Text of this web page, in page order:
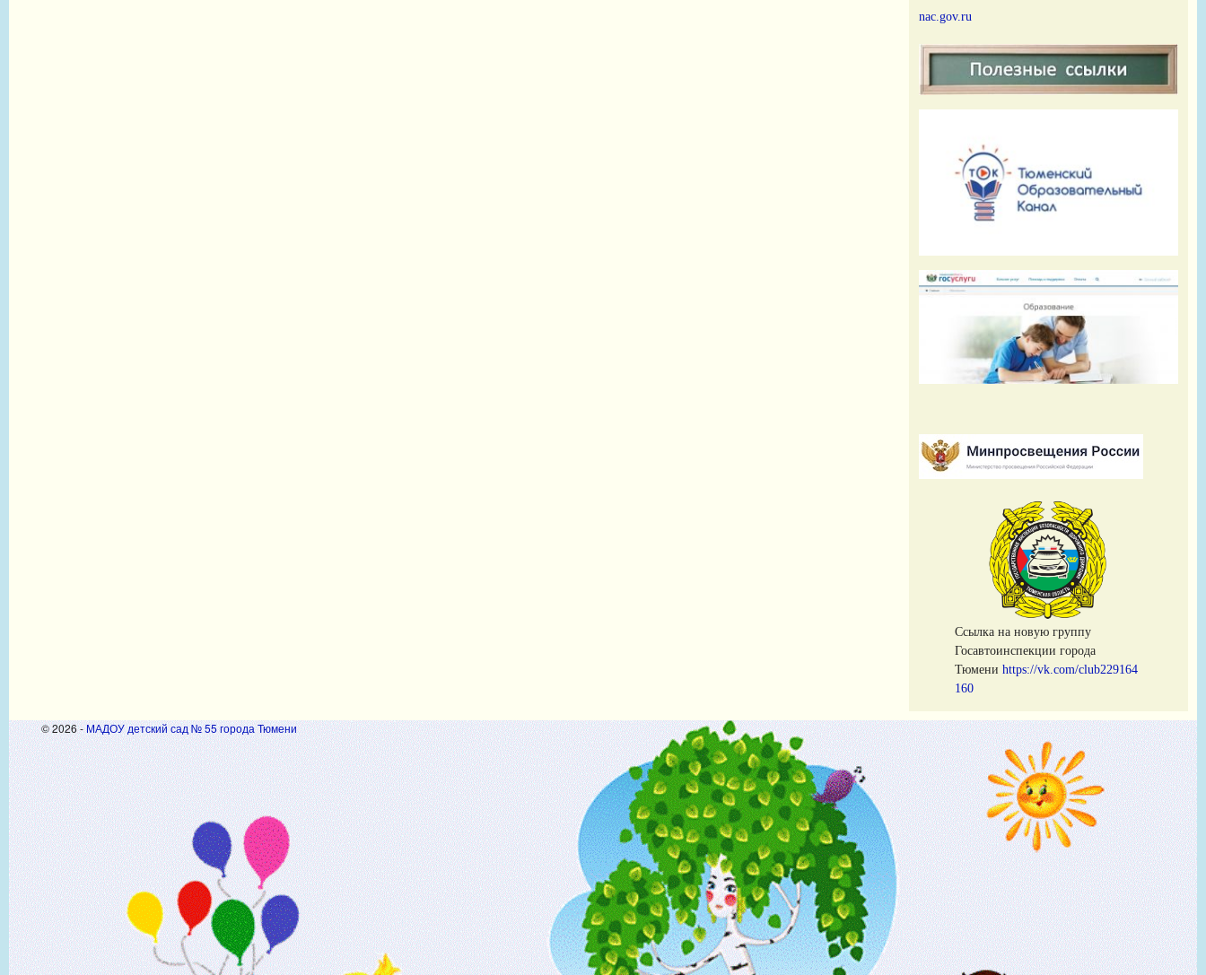
nac.gov.ru
Cсылка на новую группу
Госавтоинспекции города
Тюмени https://vk.com/club229164
160
© 2026 -МАДОУ детский сад № 55 города Тюмени